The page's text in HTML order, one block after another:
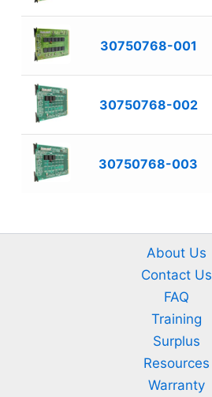
30750768-001
30750768-002
30750768-003
About Us
Contact Us
FAQ
Training
Surplus
Resources
Warranty